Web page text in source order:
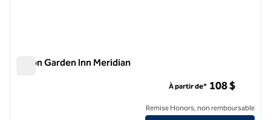
Hilton Garden Inn Meridian
À partir de* 108 $
Remise Honors, non remboursable